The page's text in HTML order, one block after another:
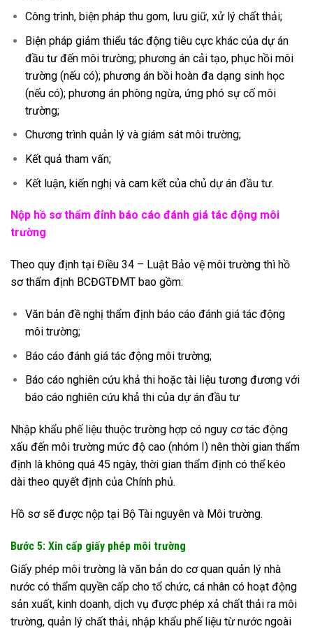
Công trình, biện pháp thu gom, lưu giữ, xử lý chất thải;
Biện pháp giảm thiểu tác động tiêu cực khác của dự án
đầu tư đến môi trường; phương án cải tạo, phục hồi môi
trường (nếu có); phương án bồi hoàn đa dạng sinh học
(nếu có); phương án phòng ngừa, ứng phó sự cố môi
trường;
Chương trình quản lý và giám sát môi trường;
Kết quả tham vấn;
Kết luận, kiến nghị và cam kết của chủ dự án đầu tư.
Nộp hồ sơ thẩm đỉnh báo cáo đánh giá tác động môi
trường
Theo quy định tại Điều 34 – Luật Bảo vệ môi trường thì hồ
sơ thẩm định BCĐGTĐMT bao gồm:
Văn bản đề nghị thẩm định báo cáo đánh giá tác động
môi trường;
Báo cáo đánh giá tác động môi trường;
Báo cáo nghiên cứu khả thi hoặc tài liệu tương đương với
báo cáo nghiên cứu khả thi của dự án đầu tư
Nhập khẩu phế liệu thuộc trường hợp có nguy cơ tác động
xấu đến môi trường mức độ cao (nhóm I) nên thời gian thẩm
định là không quá 45 ngày, thời gian thẩm định có thể kéo
dài theo quyết định của Chính phủ.
Hồ sơ sẽ được nộp tại Bộ Tài nguyên và Môi trường.
Bước 5: Xin cấp giấy phép môi trường
Giấy phép môi trường là văn bản do cơ quan quản lý nhà
nước có thẩm quyền cấp cho tổ chức, cá nhân có hoạt động
sản xuất, kinh doanh, dịch vụ được phép xả chất thải ra môi
trường, quản lý chất thải, nhập khẩu phế liệu từ nước ngoài